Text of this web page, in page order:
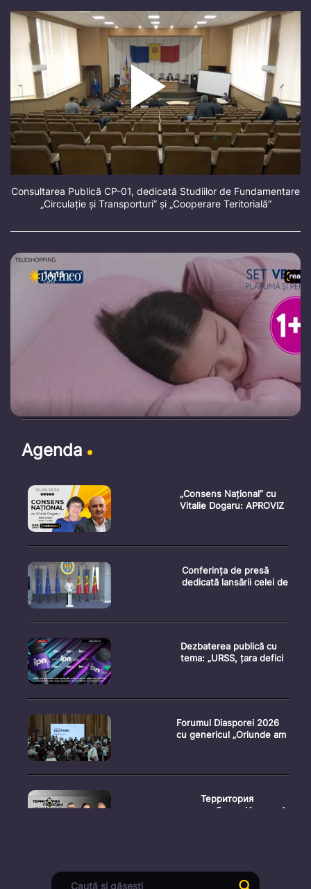
Consultarea Publică CP-01, dedicată Studiilor de Fundamentare
„Circulație și Transporturi” și „Cooperare Teritorială”
Agenda
„Consens Național” cu
Vitalie Dogaru: APROVIZ
Conferința de presă
dedicată lansării celei de
Dezbaterea publică cu
tema: „URSS, țara defici
Forumul Diasporei 2026
cu genericul „Oriunde am
Территория
свободы. Испыта�
Conferință de presă